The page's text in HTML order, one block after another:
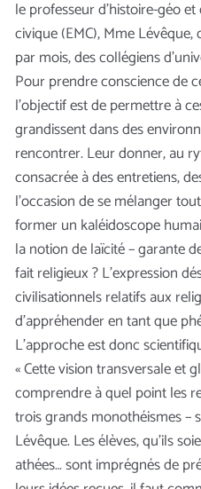
le professeur d’histoire-géo
civique (EMC), Mme Lévêque,
par mois, des collégiens
Pour prendre conscience de
l’objectif est de permettre à
grandissent dans des
rencontrer. Leur donner, au
consacrée à des entretiens,
l’occasion de se mélanger
former un kaléidoscope
la notion de laïcité – garante
fait religieux ? L’expression
civilisationnels relatifs aux
d’appréhender en tant que
L’approche est donc
« Cette vision transversale et
comprendre à quel point les
trois grands monothéismes –
Lévêque. Les élèves, qu’ils
athées… sont imprégnés de